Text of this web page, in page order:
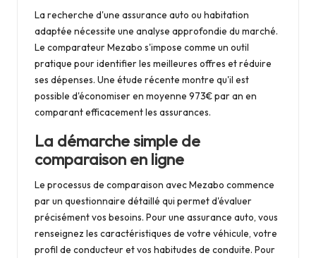
La recherche d'une assurance auto ou habitation
adaptée nécessite une analyse approfondie du marché.
Le comparateur Mezabo s'impose comme un outil
pratique pour identifier les meilleures offres et réduire
ses dépenses. Une étude récente montre qu'il est
possible d'économiser en moyenne 973€ par an en
comparant efficacement les assurances.
La démarche simple de
comparaison en ligne
Le processus de comparaison avec Mezabo commence
par un questionnaire détaillé qui permet d'évaluer
précisément vos besoins. Pour une assurance auto, vous
renseignez les caractéristiques de votre véhicule, votre
profil de conducteur et vos habitudes de conduite. Pour